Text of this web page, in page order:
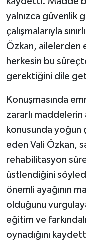
yalnızca güvenlik
çalışmalarıyla
Özkan, ailelerden
herkesin bu
gerektiğini dile
Konuşmasında
zararlı maddelerin
konusunda yoğun
eden Vali Özkan,
rehabilitasyon
üstlendiğini
önemli ayağının
olduğunu
eğitim ve
oynadığını